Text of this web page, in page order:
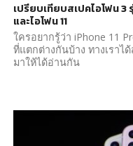
เปรียบเทียบสเปคไอโฟน 3
และไอโฟน 11
ใครอยากรู้ว่า iPhone 11
ที่แตกต่างกันบ้าง ทางเราไ
มาให้ได้อ่านกัน